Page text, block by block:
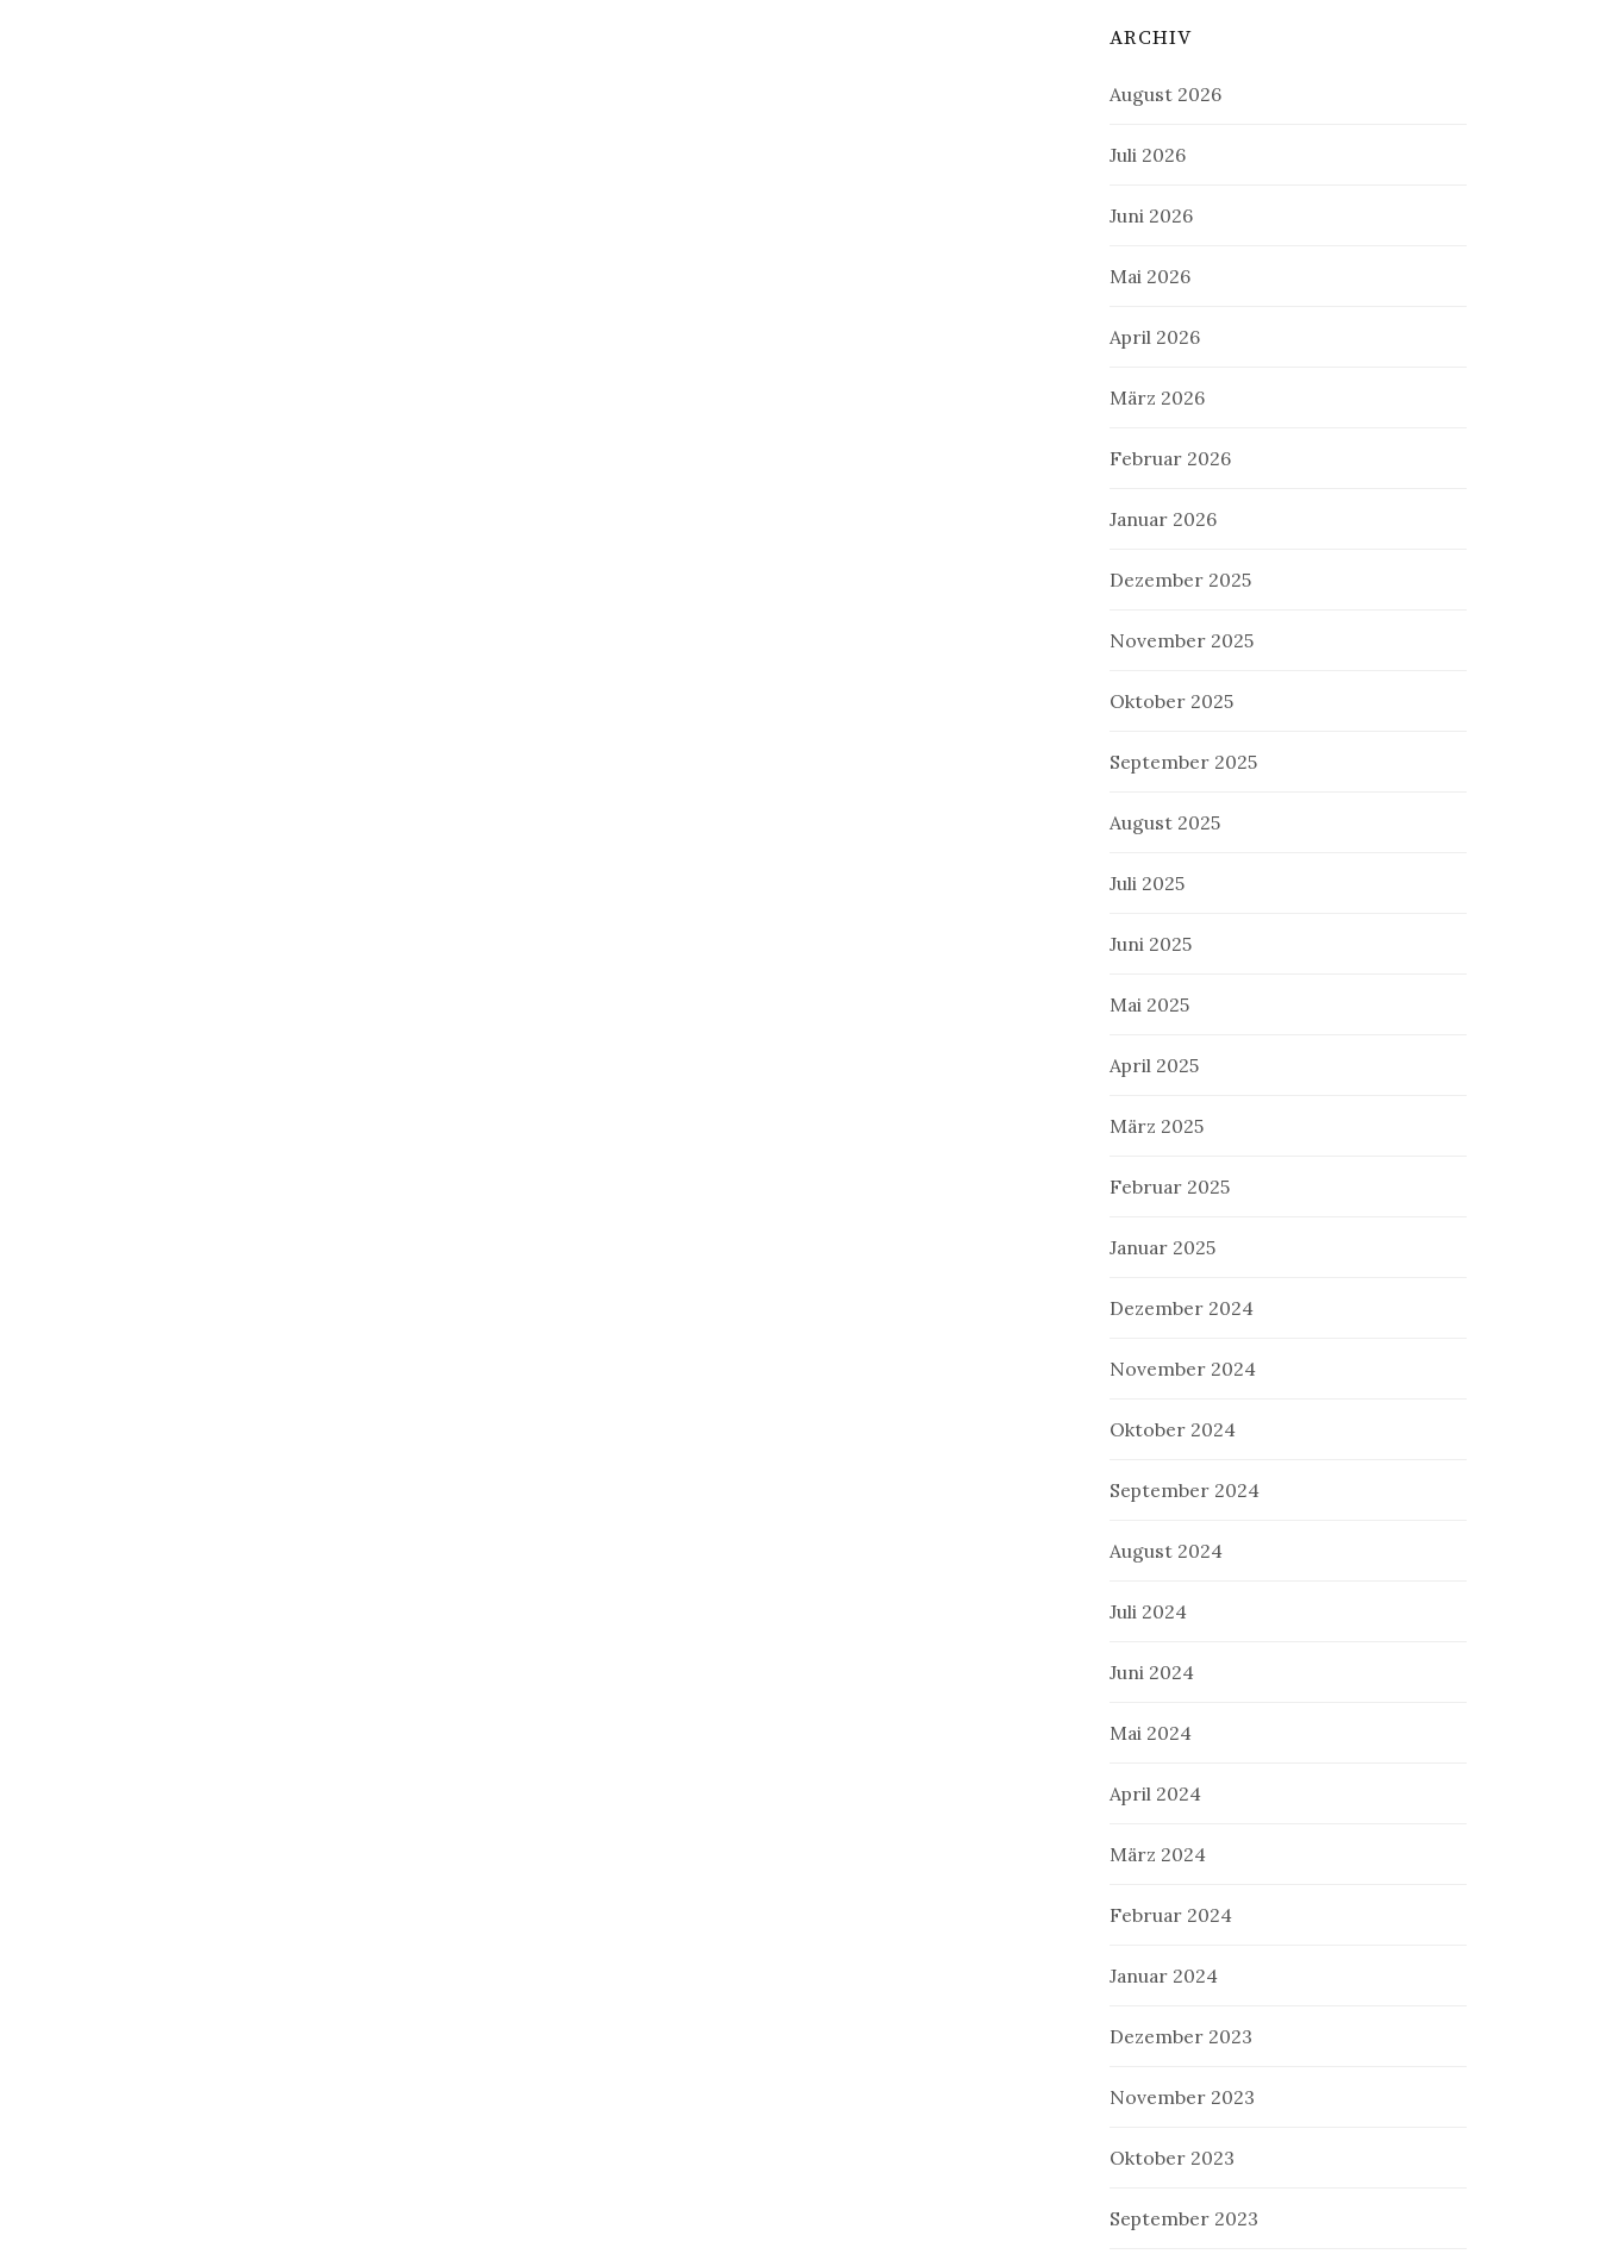
ARCHIV
August 2026
Juli 2026
Juni 2026
Mai 2026
April 2026
März 2026
Februar 2026
Januar 2026
Dezember 2025
November 2025
Oktober 2025
September 2025
August 2025
Juli 2025
Juni 2025
Mai 2025
April 2025
März 2025
Februar 2025
Januar 2025
Dezember 2024
November 2024
Oktober 2024
September 2024
August 2024
Juli 2024
Juni 2024
Mai 2024
April 2024
März 2024
Februar 2024
Januar 2024
Dezember 2023
November 2023
Oktober 2023
September 2023